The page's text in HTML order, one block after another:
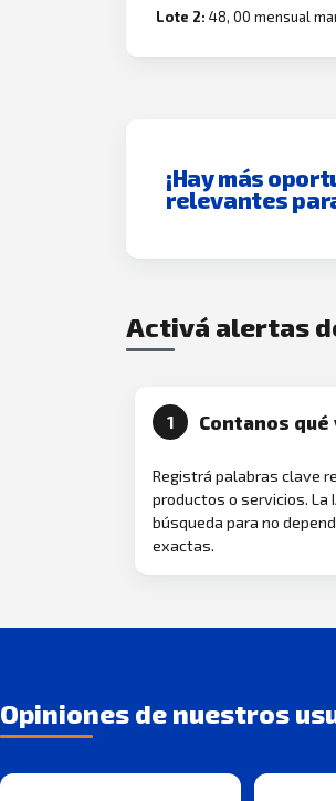
Lote 2:48, 00 mensual
¡Hay más
relevantes
Activá alertas
1 Contanos qué
Registrá palabras clave
productos o servicios. La
búsqueda para no
exactas.
Opiniones de nuestros